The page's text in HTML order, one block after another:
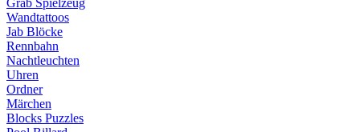
Grab Spielzeug
Wandtattoos
Jab Blöcke
Rennbahn
Nachtleuchten
Uhren
Ordner
Märchen
Blocks Puzzles